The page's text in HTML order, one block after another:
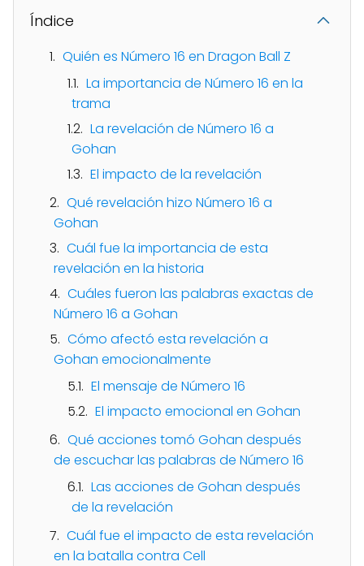
Índice
Quién es Número 16 en Dragon Ball Z
La importancia de Número 16 en la
trama
La revelación de Número 16 a
Gohan
El impacto de la revelación
Qué revelación hizo Número 16 a
Gohan
Cuál fue la importancia de esta
revelación en la historia
Cuáles fueron las palabras exactas de
Número 16 a Gohan
Cómo afectó esta revelación a
Gohan emocionalmente
El mensaje de Número 16
El impacto emocional en Gohan
Qué acciones tomó Gohan después
de escuchar las palabras de Número 16
Las acciones de Gohan después
de la revelación
Cuál fue el impacto de esta revelación
en la batalla contra Cell